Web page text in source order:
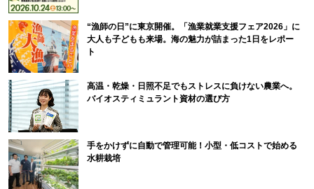
“漁師の日”に東京開催。「漁業就業支援フェア2026」に
大人も子どもも来場。海の魅力が詰まった1日をレポー
ト
高温・乾燥・日照不足でもストレスに負けない農業へ。
バイオスティミュラント資材の選び方
手をかけずに自動で管理可能！小型・低コストで始める
水耕栽培